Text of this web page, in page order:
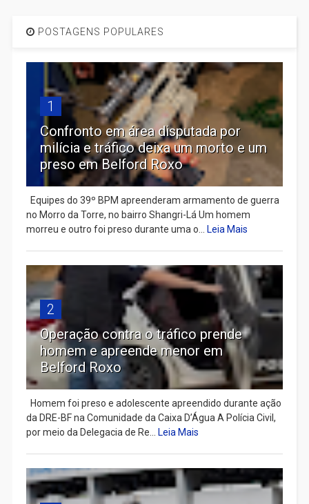
POSTAGENS POPULARES
1
Confronto em área disputada por
milícia e tráfico deixa um morto e um
preso em Belford Roxo
Equipes do 39º BPM apreenderam armamento de guerra
no Morro da Torre, no bairro Shangri-Lá Um homem
morreu e outro foi preso durante uma o... Leia Mais
2
Operação contra o tráfico prende
homem e apreende menor em
Belford Roxo
Homem foi preso e adolescente apreendido durante ação
da DRE-BF na Comunidade da Caixa D’Água A Polícia Civil,
por meio da Delegacia de Re... Leia Mais